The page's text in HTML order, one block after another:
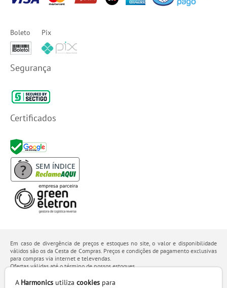
Boleto Pix
Segurança
Certificados
SEM ÍNDICE
Em caso de divergência de preços e estoques no site, o valor e disponibilidade
válidos são os da Cesta de Compras. Preços e condições de pagamento exclusivas
para compras via internet e televendas.
Ofertas válidas até o término de nossos estoques.
outro meio de comunicação ou sites de buscas. Código de Defesa do Consumidor:
A Harmonics utiliza cookies para